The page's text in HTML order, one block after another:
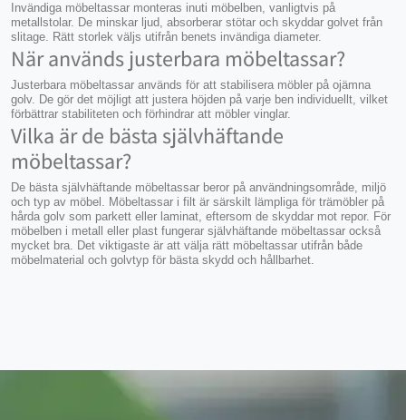
Invändiga möbeltassar monteras inuti möbelben, vanligtvis på
metallstolar. De minskar ljud, absorberar stötar och skyddar golvet från
slitage. Rätt storlek väljs utifrån benets invändiga diameter.
När används justerbara möbeltassar?
Justerbara möbeltassar används för att stabilisera möbler på ojämna
golv. De gör det möjligt att justera höjden på varje ben individuellt, vilket
förbättrar stabiliteten och förhindrar att möbler vinglar.
Vilka är de bästa självhäftande
möbeltassar?
De bästa självhäftande möbeltassar beror på användningsområde, miljö
och typ av möbel. Möbeltassar i filt är särskilt lämpliga för trämöbler på
hårda golv som parkett eller laminat, eftersom de skyddar mot repor. För
möbelben i metall eller plast fungerar självhäftande möbeltassar också
mycket bra. Det viktigaste är att välja rätt möbeltassar utifrån både
möbelmaterial och golvtyp för bästa skydd och hållbarhet.